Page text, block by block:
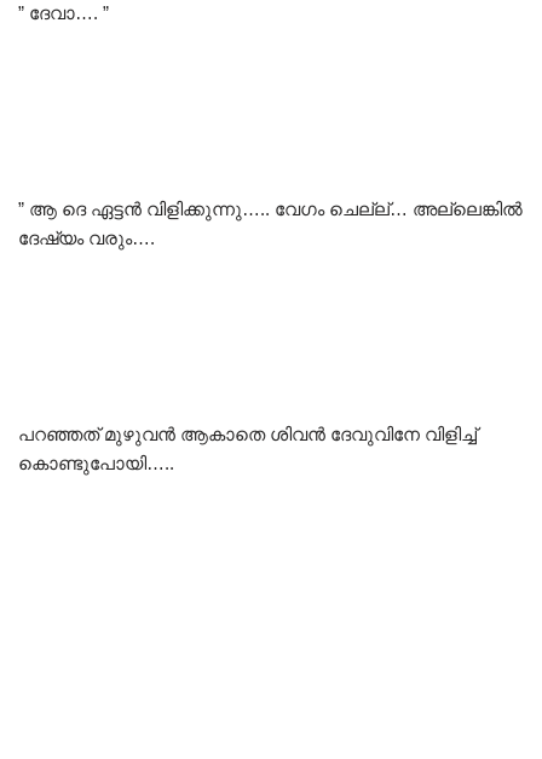
” ദേവാ…. ”
” ആ ദെ ഏട്ടൻ വിളിക്കുന്നു….. വേഗം ചെല്ല്… അല്ലെങ്കിൽ
ദേഷ്യം വരും….
പറഞ്ഞത് മുഴുവൻ ആകാതെ ശിവൻ ദേവുവിനേ വിളിച്ച്
കൊണ്ടുപോയി…..